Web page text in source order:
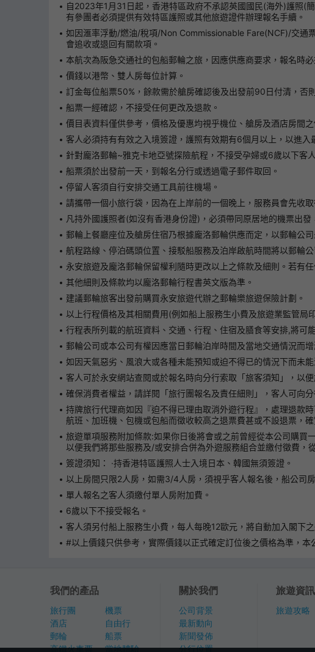
自2023年1月31日起，香港特區政府不承認英國國民(海外)護照(
有參團者必須提供有效特區護照或其他旅遊證件辦理報名手續。
如因滙率浮動/燃油/稅項/Non Commissionable Fare(NCF)/交通
會追收或退回有關款項。
本航次為阪急交通社的包船郵輪之旅，因應供應商要求，報名時
價錢以港幣、雙人房每位計算。
訂金每位船票50%，餘款需於艙房確認後及出發前90日付清，否
船票一經確認，不接受任何更改及退款。
價目表資料僅供參考，價格及優惠均視乎機位、艙房及酒店房間
客人必須持有有效之入境簽證，護照有效期有6個月以上，以進
針對龐洛郵輪~雅克卡地亞號探險航程，不接受孕婦或6歲以下客
船票須於出發前一天，到報名分行或透過電子郵件取回。
停留人客須自行安排交通工具前往機場。
請攜帶一個小旅行袋，因為在上岸前的一個晚上，服務員會先收取
凡持外國護照者(如沒有香港身份證)，必須帶同原居地的機票出發
郵輪上餐廳座位及艙房住宿乃根據龐洛郵輪供應而定，以郵輪公
航程路線、停泊碼頭位置、接駁船服務及泊岸啟航時間將以郵輪
永安旅遊及龐洛郵輪保留權利隨時更改以上之條款及細則。若有
其他細則及條款均以龐洛郵輪行程書英文版為準。
建議郵輪旅客出發前購買永安旅遊代辦之郵輪樂旅遊保險計劃。
以上行程價格及其相關費用(例如船上服務生小費及旅遊業監管局
行程表所列載的航班資料、交通、行程、住宿及膳食等安排,將可
郵輪公司或本公司有權因應當日郵輪泊岸時間及當地交通情況而
如因天氣惡劣、風浪大或各種未能預知或迫不得已的情況下而未
客人可於永安網站查閱或於報名時向分行索取「旅客須知」，以
確保消費者權益，請詳閱「旅行團報名及責任細則」，客人可向
持牌旅行代理商如因『迫不得已理由取消外遊行程』，處理退款
航班、加班機、包機或包船而徵收較高之退票費甚或不設退票，
旅遊單項服務附加條款:如果你日後將會或之前曾經從本公司購買
以便我們將那些服務及/或安排合併為外遊服務組合並繳付徵費，
簽證須知： ·持香港特區護照人士入境日本、韓國無須簽證。
以上房間只限2人房，如需3/4人房，須視乎客人報名後，船公司
單人報名之客人須繳付單人房附加費。
6歲以下不接受報名。
客人須另付船上服務生小費，每人每晚12歐元，將自動加入閣下
#以上價錢只供參考，實際價錢以正式確定訂位後之價格為準，本
我們的產品
旅行團
酒店
郵輪
高鐵火車票
機票
自由行
船票
當地體驗
關於我們
公司背景
最新動向
新聞發佈
分行位置
旅遊資訊
旅遊攻略